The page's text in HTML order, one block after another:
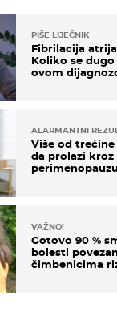
PIŠE LIJEČNIK
Fibrilacija
Koliko se
ovom
ALARMANTNI
Više od trećine
da prolazi kroz
VAŽNO!
Gotovo 90 %
bolesti
čimbenicima